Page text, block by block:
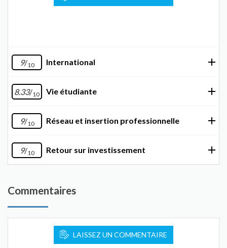
9/10 International
8.33/10 Vie étudiante
9/10 Réseau et insertion professionnelle
9/10 Retour sur investissement
Commentaires
LAISSEZ UN COMMENTAIRE